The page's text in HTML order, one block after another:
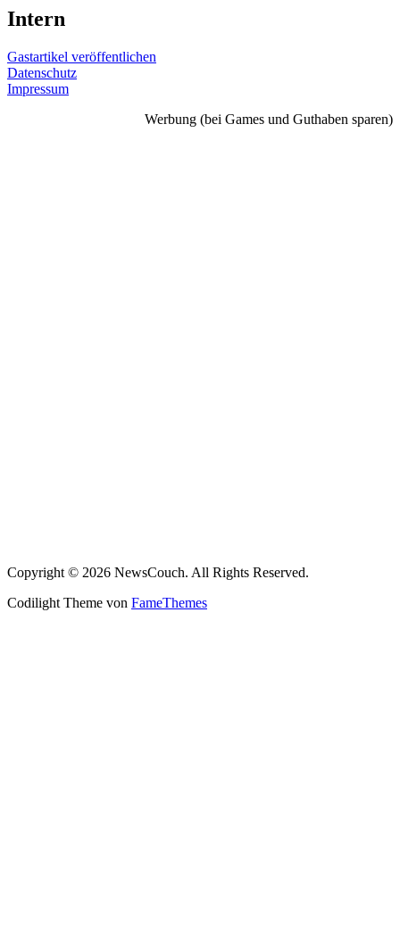
Intern
Gastartikel veröffentlichen
Datenschutz
Impressum
Werbung (bei Games und Guthaben sparen)
Copyright © 2026 NewsCouch. All Rights Reserved.
Codilight Theme von FameThemes